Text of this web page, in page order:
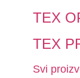
TEX
TEX
Svi